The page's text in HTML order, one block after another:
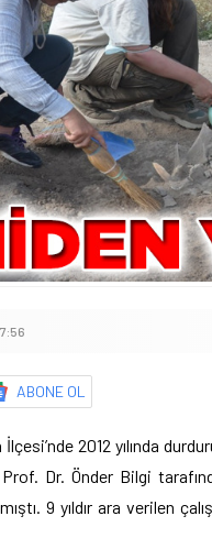
ABONE OL
2012 yılında
Dr. Önder Bilgi
9 yıldır ara verilen